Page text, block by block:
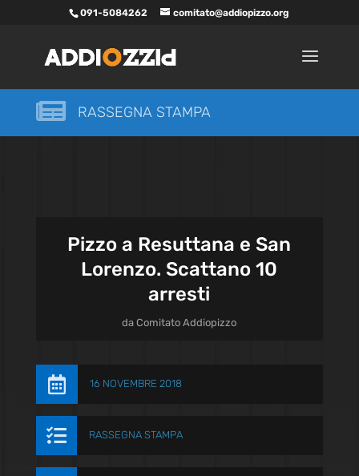
091-5084262 comitato@addiopizzo.org
 RASSEGNA STAMPA
Pizzo a Resuttana e San
Lorenzo. Scattano 10
arresti
daComitato Addiopizzo
 16 NOVEMBRE 2018
 RASSEGNA STAMPA